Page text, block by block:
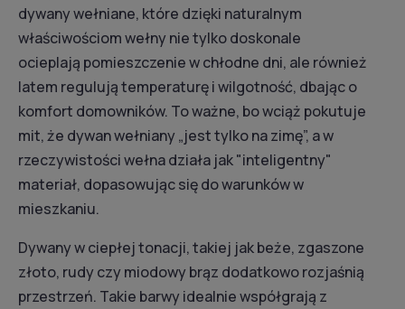
dywany wełniane, które dzięki naturalnym
właściwościom wełny nie tylko doskonale
ocieplają pomieszczenie w chłodne dni, ale również
latem regulują temperaturę i wilgotność, dbając o
komfort domowników. To ważne, bo wciąż pokutuje
mit, że dywan wełniany „jest tylko na zimę”, a w
rzeczywistości wełna działa jak "inteligentny"
materiał, dopasowując się do warunków w
mieszkaniu.
Dywany w ciepłej tonacji, takiej jak beże, zgaszone
złoto, rudy czy miodowy brąz dodatkowo rozjaśnią
przestrzeń. Takie barwy idealnie współgrają z